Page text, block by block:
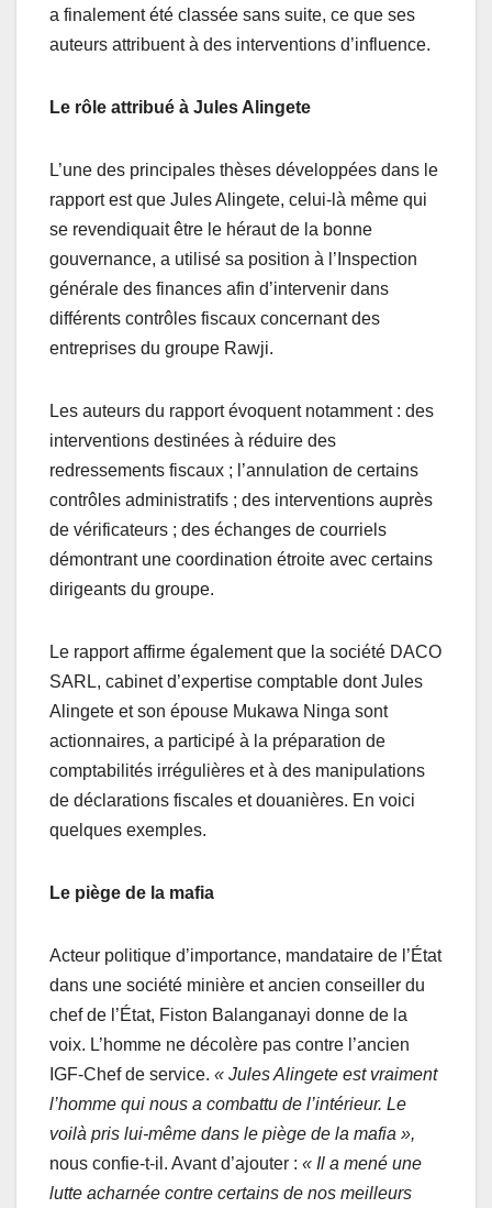
a finalement été classée sans suite, ce que ses
auteurs attribuent à des interventions d’influence.
Le rôle attribué à Jules Alingete
L’une des principales thèses développées dans le
rapport est que Jules Alingete, celui-là même qui
se revendiquait être le héraut de la bonne
gouvernance, a utilisé sa position à l’Inspection
générale des finances afin d’intervenir dans
différents contrôles fiscaux concernant des
entreprises du groupe Rawji.
Les auteurs du rapport évoquent notamment : des
interventions destinées à réduire des
redressements fiscaux ; l’annulation de certains
contrôles administratifs ; des interventions auprès
de vérificateurs ; des échanges de courriels
démontrant une coordination étroite avec certains
dirigeants du groupe.
Le rapport affirme également que la société DACO
SARL, cabinet d’expertise comptable dont Jules
Alingete et son épouse Mukawa Ninga sont
actionnaires, a participé à la préparation de
comptabilités irrégulières et à des manipulations
de déclarations fiscales et douanières. En voici
quelques exemples.
Le piège de la mafia
Acteur politique d’importance, mandataire de l’État
dans une société minière et ancien conseiller du
chef de l’État, Fiston Balanganayi donne de la
voix. L’homme ne décolère pas contre l’ancien
IGF-Chef de service. « Jules Alingete est vraiment
l’homme qui nous a combattu de l’intérieur. Le
voilà pris lui-même dans le piège de la mafia »,
nous confie-t-il. Avant d’ajouter : « Il a mené une
lutte acharnée contre certains de nos meilleurs